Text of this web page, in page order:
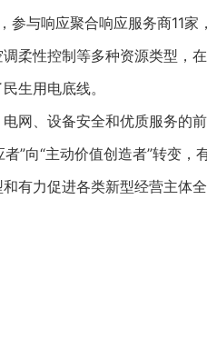
与响应聚合响应服务商11家
柔性控制等多种资源类型，
生用电底线。
、设备安全和优质服务的
”向“主动价值创造者”转变
有力促进各类新型经营主体